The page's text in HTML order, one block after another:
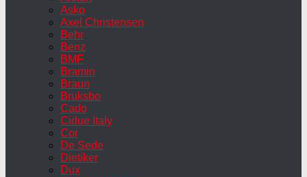
Asko
Axel Christensen
Behr
Benz
BMF
Bramin
Braun
Bruksbo
Cado
Cidue Italy
Cor
De Sede
Dietiker
Dux